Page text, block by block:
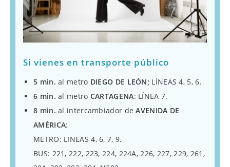
Si vienes en transporte público
5 min.al metro DIEGO DE LEÓN; LÍNEAS 4, 5, 6.
6 min. al metro CARTAGENA: LÍNEA 7.
8 min. al intercambiador de AVENIDA DE
AMÉRICA:
METRO: LINEAS 4, 6, 7, 9.
BUS: 221, 222, 223, 224, 224A, 226, 227, 229, 261,